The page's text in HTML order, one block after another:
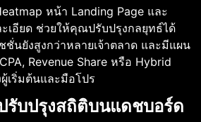
หน้า Landing Page และ
เอียด ช่วยให้คุณปรับปรุงกลยุทธ์ได้
นยังสูงกว่าหลายเจ้าตลาด และมีแผน
Revenue Share หรือ Hybrid
เริ่มต้นและมือโปร
รับปรุงสถิติบนแดชบอร์ด